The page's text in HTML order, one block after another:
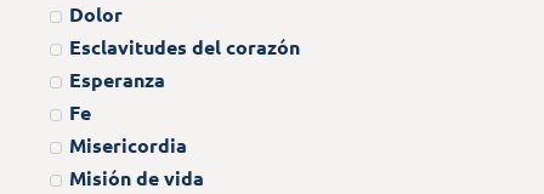
Dolor
Esclavitudes del corazón
Esperanza
Fe
Misericordia
Misión de vida